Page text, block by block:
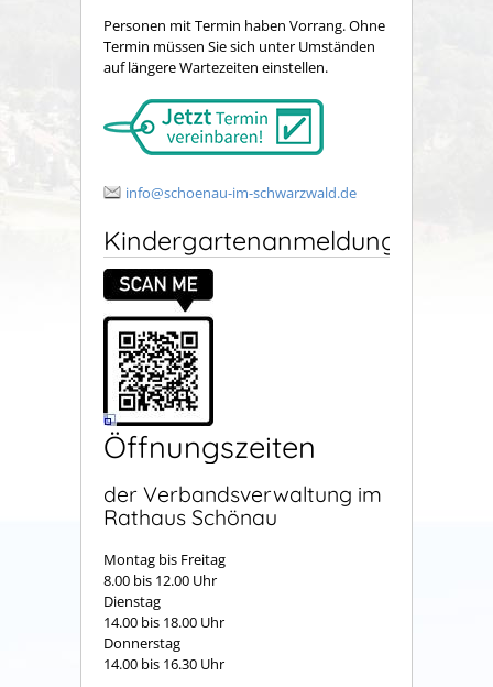
Personen mit Termin haben Vorrang. Ohne
Termin müssen Sie sich unter Umständen
auf längere Wartezeiten einstellen.
info@schoenau-im-schwarzwald.de
Kindergartenanmeldung
Öffnungszeiten
der Verbandsverwaltung im
Rathaus Schönau
Montag bis Freitag
8.00 bis 12.00 Uhr
Dienstag
14.00 bis 18.00 Uhr
Donnerstag
14.00 bis 16.30 Uhr